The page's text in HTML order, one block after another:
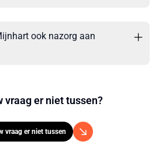
ook nazorg aan
vraag er niet tussen?
vraag er niet tussen